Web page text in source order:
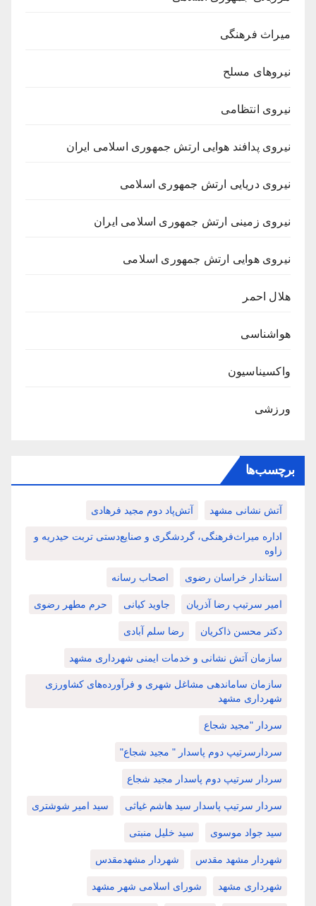
میراث فرهنگی
نیروهای مسلح
نیروی انتظامی
نیروی پدافند هوایی ارتش جمهوری اسلامی ایران
نیروی دریایی ارتش جمهوری اسلامی
نیروی زمینی ارتش جمهوری اسلامی ایران
نیروی هوایی ارتش جمهوری اسلامی
هلال احمر
هواشناسی
واکسیناسیون
ورزشی
برچسب‌ها
آتش نشانی مشهد آتش‌پاد دوم مجید فرهادی
اداره میراث‌فرهنگی، گردشگری و صنایع‌دستی تربت حیدریه و
زاوه
استاندار خراسان رضوی اصحاب رسانه
امیر سرتیپ رضا آذریان جاوید کیانی حرم مطهر رضوی
دکتر محسن ذاکریان رضا سلم آبادی
سازمان آتش نشانی و خدمات ایمنی شهرداری مشهد
سازمان ساماندهی مشاغل شهری و فرآورده‌های کشاورزی
شهرداری مشهد
سردار "مجید شجاع
سردارسرتیپ دوم پاسدار " مجید شجاع"
سردار سرتیپ دوم پاسدار مجید شجاع
سردار سرتیپ پاسدار سید هاشم غیاثی سید امیر شوشتری
سید جواد موسوی سید خلیل منبتی
شهردار مشهد مقدس شهردار مشهدمقدس
شهرداری مشهد شورای اسلامی شهر مشهد